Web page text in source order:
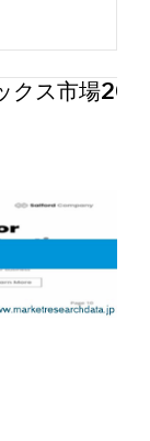
クス市場